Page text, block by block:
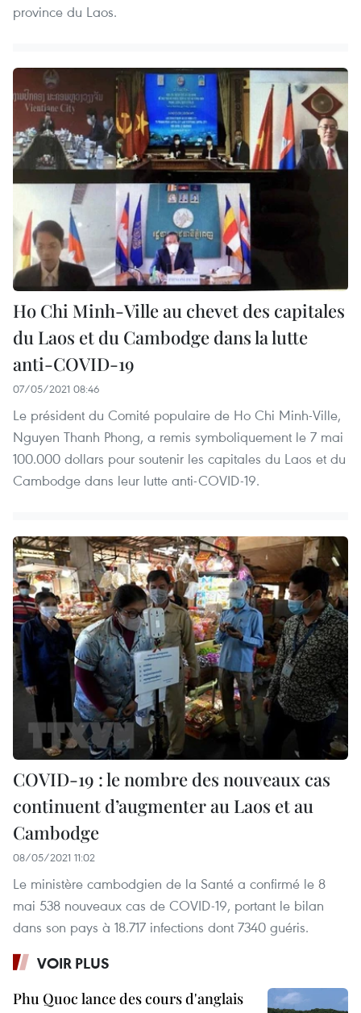
province du Laos.
Ho Chi Minh-Ville au chevet des capitales
du Laos et du Cambodge dans la lutte
anti-COVID-19
07/05/2021 08:46
Le président du Comité populaire de Ho Chi Minh-Ville,
Nguyen Thanh Phong, a remis symboliquement le 7 mai
100.000 dollars pour soutenir les capitales du Laos et du
Cambodge dans leur lutte anti-COVID-19.
COVID-19 : le nombre des nouveaux cas
continuent d’augmenter au Laos et au
Cambodge
08/05/2021 11:02
Le ministère cambodgien de la Santé a confirmé le 8
mai 538 nouveaux cas de COVID-19, portant le bilan
dans son pays à 18.717 infections dont 7340 guéris.
VOIR PLUS
Phu Quoc lance des cours d'anglais